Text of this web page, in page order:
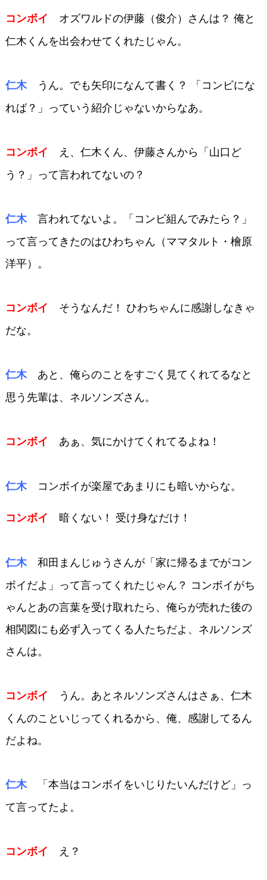
コンボイ オズワルドの伊藤（俊介）さんは？ 俺と
仁木くんを出会わせてくれたじゃん。
仁木うん。でも矢印になんて書く？ 「コンビにな
れば？」っていう紹介じゃないからなあ。
コンボイ え、仁木くん、伊藤さんから「山口ど
う？」って言われてないの？
仁木言われてないよ。「コンビ組んでみたら？」
って言ってきたのはひわちゃん （ママタルト・檜原
洋平）。
コンボイ そうなんだ！ ひわちゃんに感謝しなきゃ
だな。
仁木あと、俺らのことをすごく見てく れてるなと
思う先輩は、ネルソンズさん。
コンボイ あぁ、気にかけてくれてるよね！
仁木コンボイが楽屋であまりにも暗いからな。
コンボイ 暗くない！ 受け身なだけ！
仁木和田まんじゅうさんが「家に帰るまでがコン
ボイだよ」って言ってくれたじゃん？ コンボイがち
ゃんとあの言葉を受け取れたら、俺らが売れた後の
相関図にも必ず入ってく る人たちだよ、ネルソンズ
さんは。
コンボイ うん。あとネルソンズさんはさぁ、仁木
くんのこといじってく れるから、俺、感謝してるん
だよね。
仁木 「本当はコンボイをいじりたいんだけど」っ
て言ってたよ。
コンボイ え？